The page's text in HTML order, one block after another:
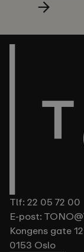
Tlf: 22 05 72 00
E-post:
Kongens gate 12
0153 Oslo